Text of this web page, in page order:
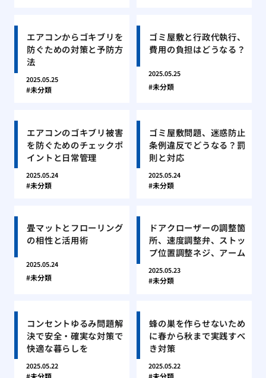
エアコンからゴキブリを
防ぐための対策と予防方
法
2025.05.25
未分類
ゴミ屋敷と行政代執行、
費用の負担はどうなる？
2025.05.25
未分類
エアコンのゴキブリ被害
を防ぐためのチェックポ
イントと日常管理
2025.05.24
未分類
ゴミ屋敷問題、迷惑防止
条例違反でどうなる？罰
則と対応
2025.05.24
未分類
畳マットとフローリング
の相性と活用術
2025.05.24
未分類
ドアクローザーの調整箇
所、速度調整弁、ストッ
プ位置調整ネジ、アーム
2025.05.23
未分類
コンセントゆるみ問題解
決で安全・確実な対策で
快適な暮らしを
2025.05.22
未分類
蜂の巣を作らせないため
に春から秋まで実践すべ
き対策
2025.05.22
未分類